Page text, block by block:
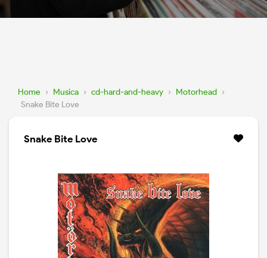
Home › Musica › cd-hard-and-heavy › Motorhead ›
Snake Bite Love
Snake Bite Love